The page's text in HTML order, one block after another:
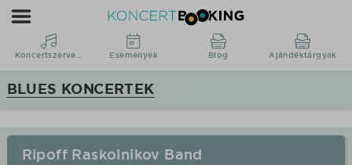
Koncertbooking
Koncertszervezés
Koncertek
fellépések
Koncertszervezés Események Blog Ajándéktárgyak
BLUES KONCERTEK
Ripoff Raskolnikov Band